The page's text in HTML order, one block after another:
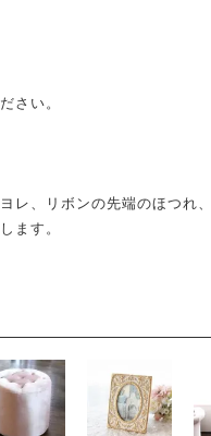
さい。
レ、リボンの先端のほつれ
ます。